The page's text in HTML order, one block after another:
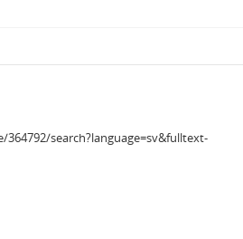
search?language=sv&fulltext-